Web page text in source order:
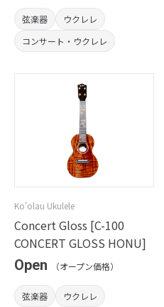
弦楽器
ウクレレ
コンサート・ウクレレ
Ko'olau Ukulele
Concert Gloss [C-100
CONCERT GLOSS HONU]
Open
（オープン価格）
弦楽器
ウクレレ